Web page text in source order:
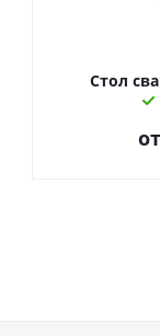
Стол
от